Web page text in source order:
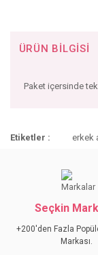
ÜRÜN BILGISI
Paket içersinde
konularda
Görüş ve
Ürün resmi
Ürün
Ürün
Etiketler : erkek
Seçkin
+200'den Fazla
Markası.